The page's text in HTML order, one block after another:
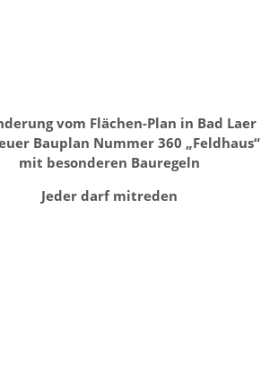
vom Flächen-Plan in Bad Laer
Bauplan Nummer 360 „Feldhaus“
mit besonderen Bauregeln
Jeder darf mitreden